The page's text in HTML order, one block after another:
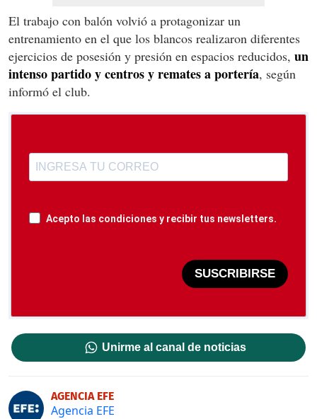
El trabajo con balón volvió a protagonizar un
entrenamiento en el que los blancos realizaron diferentes
ejercicios de posesión y presión en espacios reducidos, un
intenso partido y centros y remates a portería, según
informó el club.
Acepto las condiciones y recibir tus newsletters.
SUSCRIBIRSE
Unirme al canal de noticias
AGENCIA EFE
Agencia EFE